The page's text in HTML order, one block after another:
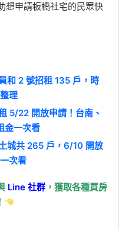
想申請板橋社宅的民眾快
和 2 號招租 135 戶，時
理
5/22 開放申請！台南、
金一次看
城共 265 戶，6/10 開放
次看
Line社群 ，獲取各種買房